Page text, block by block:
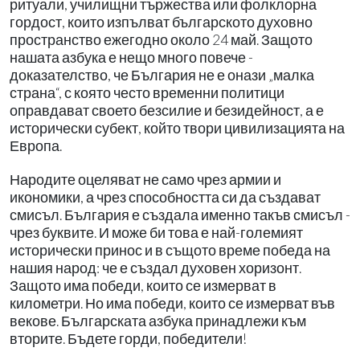
ритуали, училищни тържества или фолклорна
гордост, които изпълват българското духовно
пространство ежегодно около 24 май. Защото
нашата азбука е нещо много повече -
доказателство, че България не е онази „малка
страна“, с която често временни политици
оправдават своето безсилие и безидейност, а е
исторически субект, който твори цивилизацията на
Европа.
Народите оцеляват не само чрез армии и
икономики, а чрез способността си да създават
смисъл. България е създала именно такъв смисъл -
чрез буквите. И може би това е най-големият
исторически принос и в същото време победа на
нашия народ: че е създал духовен хоризонт.
Защото има победи, които се измерват в
километри. Но има победи, които се измерват във
векове. Българската азбука принадлежи към
вторите. Бъдете горди, победители!